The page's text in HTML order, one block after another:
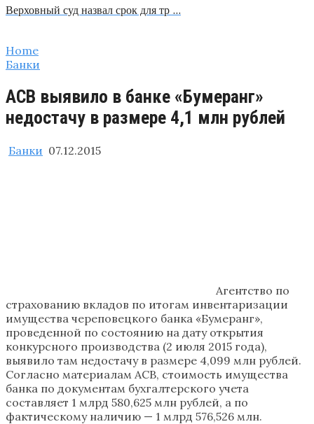
Верховный суд назвал срок для тр …
Home
Банки
АСВ выявило в банке «Бумеранг»
недостачу в размере 4,1 млн рублей
Банки 07.12.2015
Агентство по
страхованию вкладов по итогам инвентаризации
имущества череповецкого банка «Бумеранг»,
проведенной по состоянию на дату открытия
конкурсного производства (2 июля 2015 года),
выявило там недостачу в размере 4,099 млн рублей.
Согласно материалам АСВ, стоимость имущества
банка по документам бухгалтерского учета
составляет 1 млрд 580,625 млн рублей, а по
фактическому наличию — 1 млрд 576,526 млн.